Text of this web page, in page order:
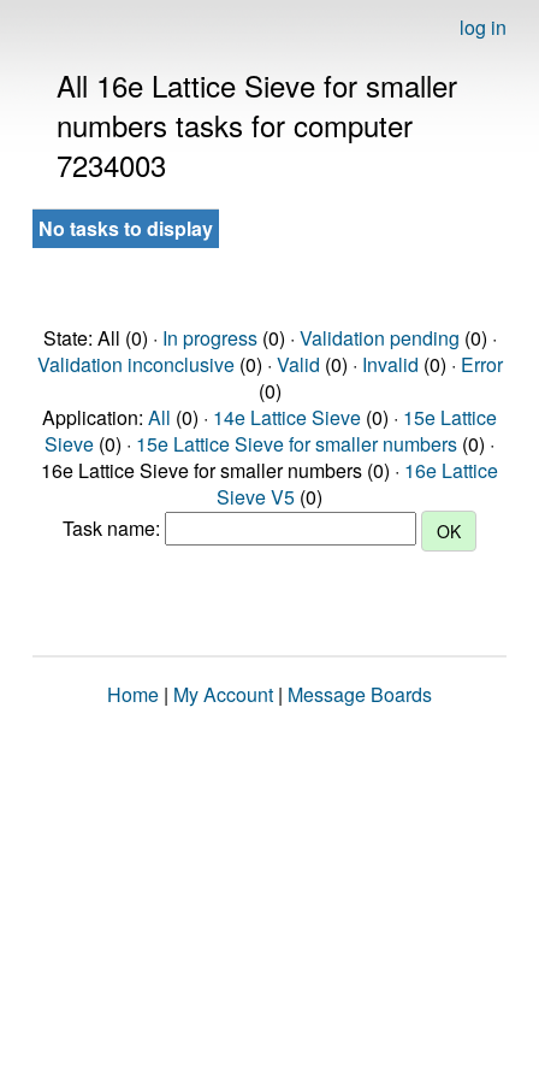
log in
All 16e Lattice Sieve for smaller
numbers tasks for computer
7234003
No tasks to display
State: All (0) · In progress(0) · Validation pending (0) ·
Validation inconclusive(0) · Valid (0) · Invalid (0) · Error
(0)
Application: All (0) · 14e Lattice Sieve (0) · 15e Lattice
Sieve (0) · 15e Lattice Sieve for smaller numbers (0) ·
16e Lattice Sieve for smaller numbers (0) · 16e Lattice
Sieve V5 (0)
Task name:
Home | My Account | Message Boards